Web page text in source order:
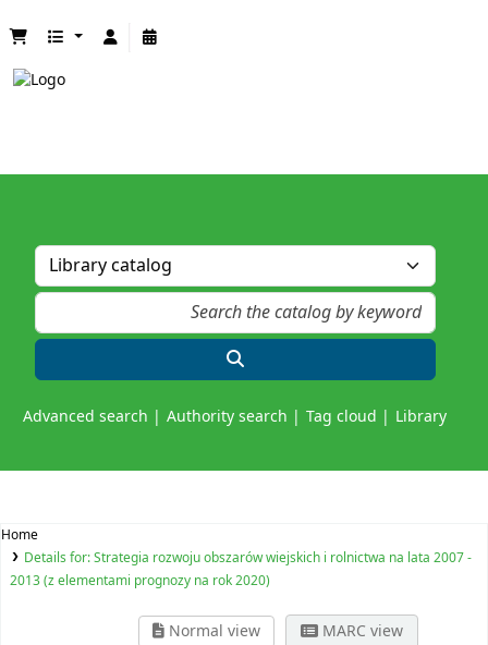
Advanced search Authority search Tag cloud Library
Home
Details for:Strategia rozwoju obszarów wiejskich i rolnictwa na lata 2007 -
2013 (z elementami prognozy na rok 2020)
Normal view
MARC view